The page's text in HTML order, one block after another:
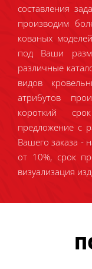
составления
производим
кованых
под Ваши
различные
видов
атрибутов
короткий
предложение с
Вашего заказа -
от 10%, срок
визуализация